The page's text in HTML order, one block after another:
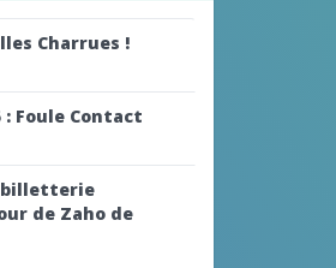
Charrues !
: Foule Contact
billetterie
de Zaho de